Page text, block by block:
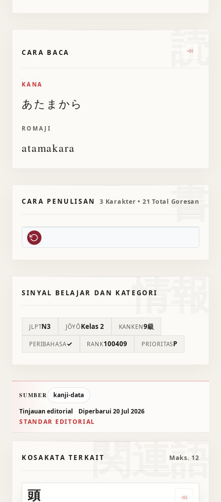
読
CARA BACA
KANA
あたまから
ROMAJI
atamakara
書
CARA PENULISAN 3 Karakter • 21 Total Goresan
情報
SINYAL BELAJAR DAN KATEGORI
JLPTN3 JŌYŌKelas 2 KANKEN9級
PERIBAHASA✓ RANK100409 PRIORITASP
SUMBER
kanji-data
Tinjauan editorial
Diperbarui 20 Jul 2026
STANDAR EDITORIAL
関連語
KOSAKATA TERKAIT Maks. 12
頭